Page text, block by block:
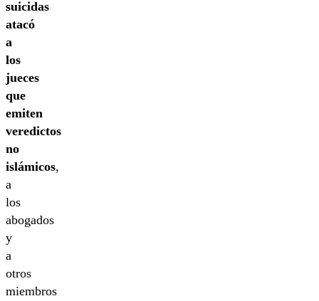
suicidas
atacó
a
los
jueces
que
emiten
veredictos
no
islámicos,
a
los
abogados
y
a
otros
miembros